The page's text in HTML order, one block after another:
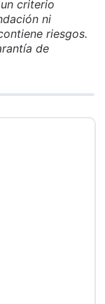
criterio
ni
riesgos.
de